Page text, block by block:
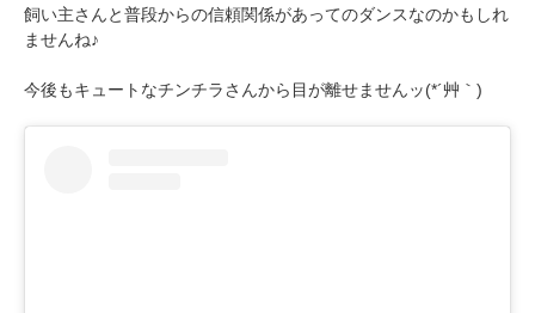
飼い主さんと普段からの信頼関係があってのダンスなのかもしれ
ませんね♪
今後もキュートなチンチラさんから目が離せませんッ(*´艸｀)